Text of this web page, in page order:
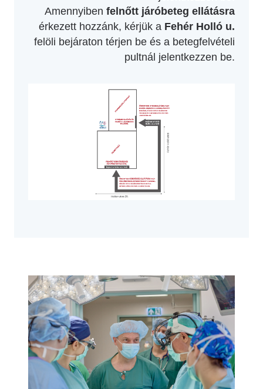
Amennyiben felnőtt járóbeteg ellátásra
érkezett hozzánk, kérjük a Fehér Holló u.
felöli bejáraton térjen be és a betegfelvételi
pultnál jelentkezzen be.
Image